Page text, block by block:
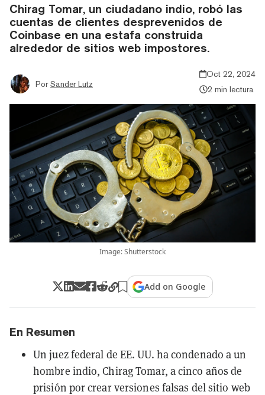
Chirag Tomar, un ciudadano indio, robó las
cuentas de clientes desprevenidos de
Coinbase en una estafa construida
alrededor de sitios web impostores.
Por Sander Lutz
Oct 22, 2024
2 min lectura
Image: Shutterstock
Add on Google
En Resumen
Un juez federal de EE. UU. ha condenado a un
hombre indio, Chirag Tomar, a cinco años de
prisión por crear versiones falsas del sitio web